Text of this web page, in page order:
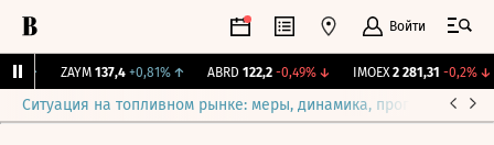
Войти
ZAYM 137,4 +0,81%↑ ABRD 122,2 -0,49%↓ IMOEX 2 281,31 -0,2%↓
Ситуация на топливном рынке: меры, динамика, прогнозы